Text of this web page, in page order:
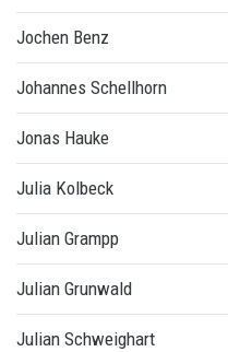
Jochen Benz
Johannes Schellhorn
Jonas Hauke
Julia Kolbeck
Julian Grampp
Julian Grunwald
Julian Schweighart